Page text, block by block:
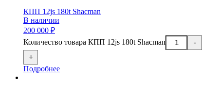
КПП 12js 180t Shacman
В наличии
200 000 ₽
-
Количество товара КПП 12js 180t Shacman
+
Подробнее